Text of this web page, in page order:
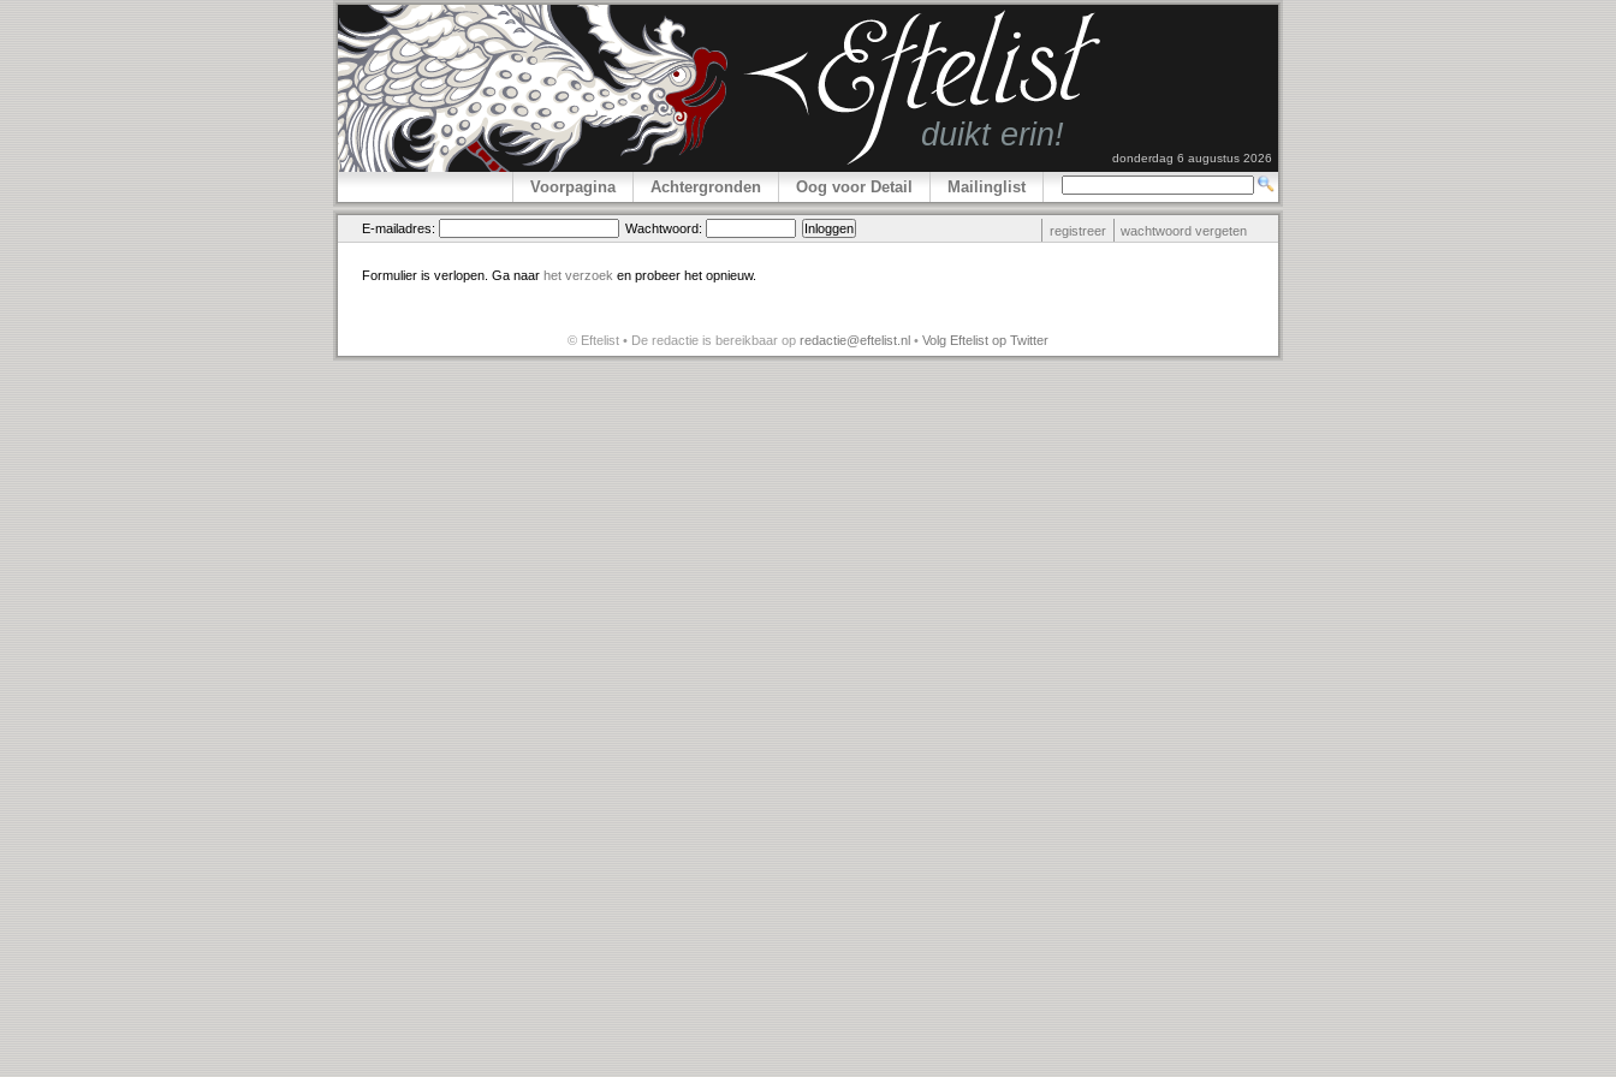
donderdag 6 augustus 2026
Voorpagina Achtergronden Oog voor Detail Mailinglist
E-mailadres: Wachtwoord: registreer wachtwoord vergeten
Formulier is verlopen. Ga naar het verzoek en probeer het opnieuw.
© Eftelist • De redactie is bereikbaar op redactie@eftelist.nl • Volg Eftelist op Twitter